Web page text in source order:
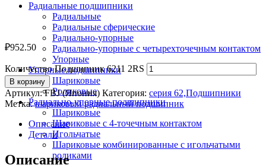
Радиальные подшипники
Радиальные
Радиальные сферические
Радиально-упорные
Радиально-упорные с четырехточечным контактом
Упорные
Упорные подшипники
Шариковые
Роликовые
Радиально-упорные подшипники
Шариковые
Шариковые с 4-точечным контактом
Игольчатые
Шариковые комбинированные с игольчатыми
роликами
₽952.50
Количество Подшипник 6211 2RS
В корзину
Артикул:FBJ (Япония) Категория: серия 62,Подшипники
Метка:шариковый радиальный подшипник
Описание
Детали
Описание